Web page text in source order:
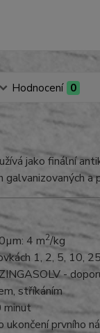
Hodnocení 0
jako finální
a
4 m2/kg
1, 2, 5, 10,
-
stříkáním
minut
prvního